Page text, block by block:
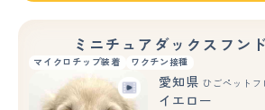
ミニチュアダックスフン
マイクロチップ装着 ワクチン接種
愛知県
イエロー